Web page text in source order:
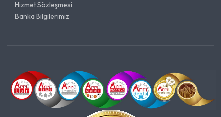
Hizmet Sözleşmesi
Banka Bilgilerimiz